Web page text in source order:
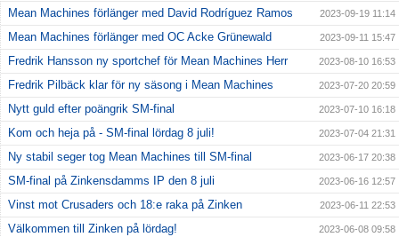
Mean Machines förlänger med David Rodríguez Ramos 2023-09-19 11:14
Mean Machines förlänger med OC Acke Grünewald 2023-09-11 15:47
Fredrik Hansson ny sportchef för Mean Machines Herr 2023-08-10 16:53
Fredrik Pilbäck klar för ny säsong i Mean Machines 2023-07-20 20:59
Nytt guld efter poängrik SM-final 2023-07-10 16:18
Kom och heja på - SM-final lördag 8 juli! 2023-07-04 21:31
Ny stabil seger tog Mean Machines till SM-final 2023-06-17 20:38
SM-final på Zinkensdamms IP den 8 juli 2023-06-16 12:57
Vinst mot Crusaders och 18:e raka på Zinken 2023-06-11 22:53
Välkommen till Zinken på lördag! 2023-06-08 09:58